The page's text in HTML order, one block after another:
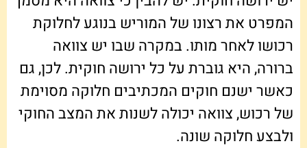
המפרט את רצונו של המוריש בנוגע לחלוקת
רכושו לאחר מותו. במקרה שבו יש צוואה
ברורה, היא גוברת על כל ירושה חוקית. לכן, גם
כאשר ישנם חוקים המכתיבים חלוקה מסוימת
של רכוש, צוואה יכולה לשנות את המצב החוקי
ולבצע חלוקה שונה.